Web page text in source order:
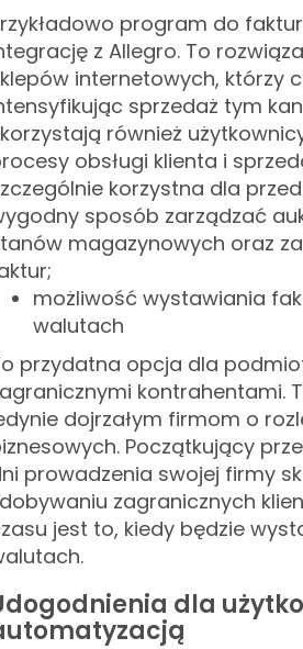
program do
z Allegro. To
internetowych, którzy
sprzedaż tym
również
obsługi klienta i
korzystna dla
sposób zarządzać
magazynowych oraz
możliwość wystawiania
walutach
przydatna opcja dla
kontrahentami.
dojrzałym firmom o
Początkujący
prowadzenia swojej firmy
zagranicznych
jest to, kiedy będzie
dla